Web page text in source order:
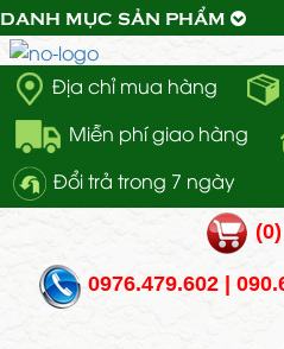
Địa chỉ mua hàng
Miễn phí giao hàng
Đổi trả trong 7 ngày
(0
0976.479.602 |
DANH MỤC SẢN PHẨM